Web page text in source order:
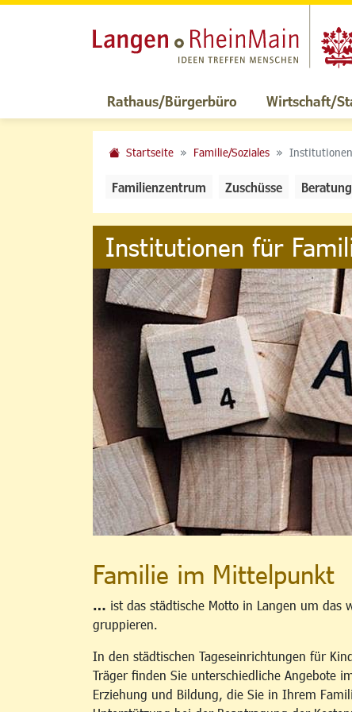
Rathaus/Bürgerbüro Wirtschaft/
Startseite Familie/Soziales
Familienzentrum Zuschüsse
Institutionen für
Familie im Mittelpunkt
… ist das städtische Motto in Langen um das
gruppieren.
In den städtischen Tageseinrichtungen für
Träger finden Sie unterschiedliche Angebote
Erziehung und Bildung, die Sie in Ihrem